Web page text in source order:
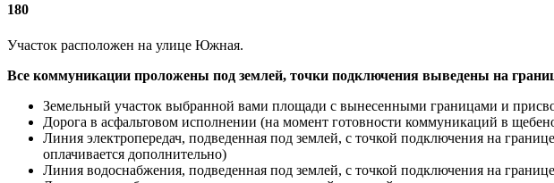
180
Участок расположен на улице Южная.
Все коммуникации проложены под землей, точки подключения выведены на
Земельный участок выбранной вами площади с вынесенными границами и
Дорога в асфальтовом исполнении (на момент готовности коммуникаций в
Линия электропередач, подведенная под землей, с точкой подключения на
оплачивается дополнительно)
Линия водоснабжения, подведенная под землей, с точкой подключения на границе